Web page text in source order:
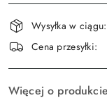
Dostępność
i
dostawa
Wysyłka w ciągu:
Cena przesyłki:
Więcej o produkcie